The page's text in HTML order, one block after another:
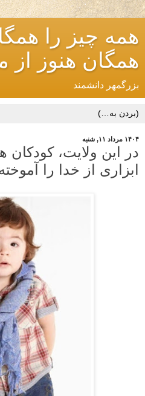
همه چیز را
همگان هنوز از
بزرگمهر دانشمند
۱۴۰۴ مرداد ۱۱, شنبه
در این ولایت، کودکان
ابزاری از خدا را